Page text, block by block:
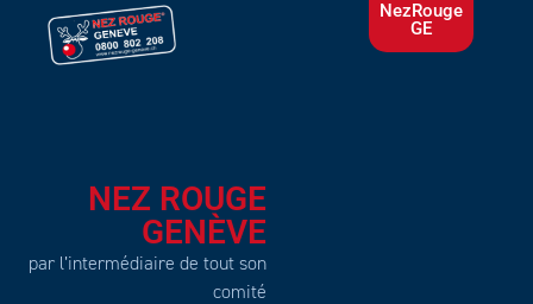
NezRouge
GE
NEZ ROUGE
GENÈVE
par l’intermédiaire de tout son
comité